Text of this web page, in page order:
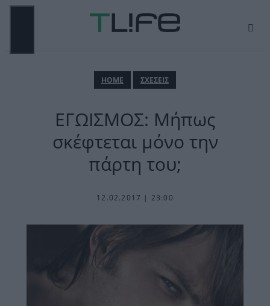
Μετάβαση
ΗΟΜΕ ΣΧΕΣΕΙΣ
ΕΓΩΙΣΜΟΣ: Μήπως
σκέφτεται μόνο την
πάρτη του;
12.02.2017 | 23:00